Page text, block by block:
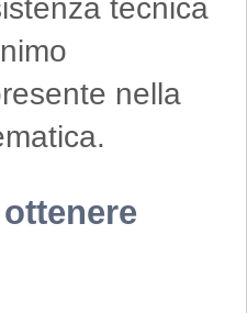
tecnica
nella